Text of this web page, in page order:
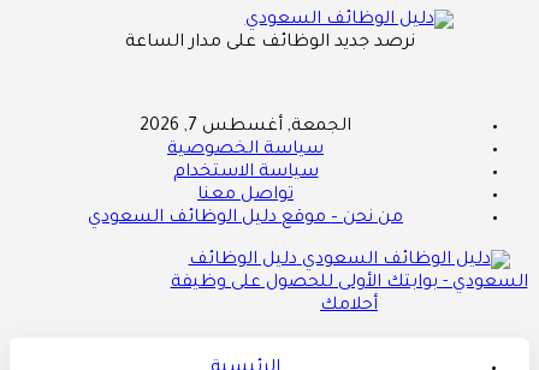
نرصد جديد الوظائف على مدار الساعة
الجمعة, أغسطس 7, 2026
سياسة الخصوصية
سياسة الاستخدام
تواصل معنا
من نحن – موقع دليل الوظائف السعودي
دليل الوظائف
السعودي - بوابتك الأولى للحصول على وظيفة
أحلامك